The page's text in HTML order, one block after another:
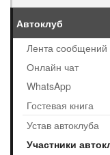
Автоклуб
Лента сообщений
Онлайн чат
WhatsApp
Гостевая книга
Устав автоклуба
Участники